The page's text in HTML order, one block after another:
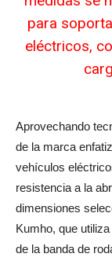
para
eléctricos,
Aprovechando
de la marca
vehículos
resistencia a la
dimensiones
Kumho, que
de la banda de